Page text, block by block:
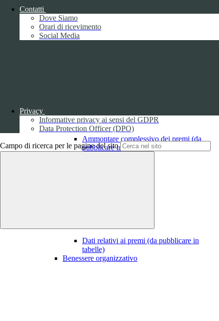
Contatti
Dove Siamo
Orari di ricevimento
Social Media
Privacy
Informative privacy ai sensi del GDPR
Data Protection Officer (DPO)
Campo di ricerca per le pagine del sito
Ammontare complessivo dei premi (da
pubblicare in tabelle) 1
Dati relativi ai premi (da pubblicare in
tabelle)
Benessere organizzativo